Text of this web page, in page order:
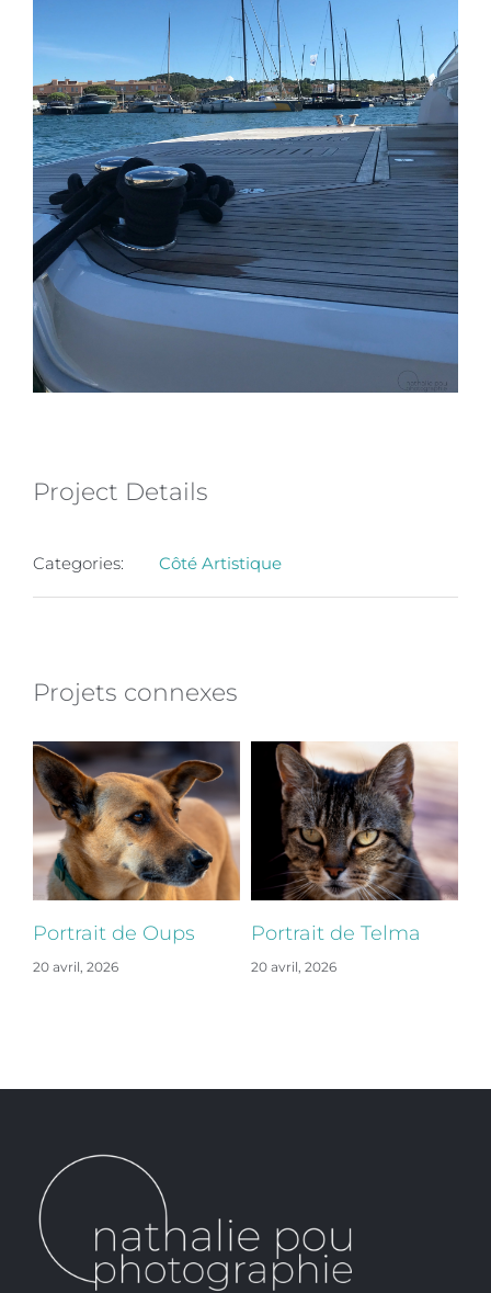
Project Details
Categories: Côté Artistique
Projets connexes
Portrait de Oups
20 avril, 2026
Portrait de Telma
20 avril, 2026